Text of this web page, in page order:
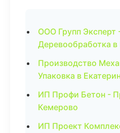
ООО Групп Эксперт
Деревообработка в
Производство
Упаковка в
ИП Профи Бетон -
Кемерово
ИП Проект